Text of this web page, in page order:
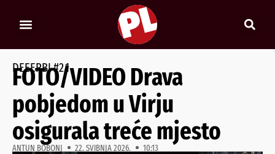
DEEERBI #2.1
FOTO/VIDEO Drava
pobjedom u Virju
osigurala treće mjesto
ANTUN BOBONJ 22. SVIBNJA 2026. 10:13